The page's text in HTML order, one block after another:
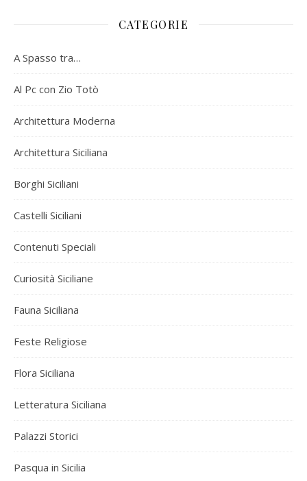
CATEGORIE
A Spasso tra…
Al Pc con Zio Totò
Architettura Moderna
Architettura Siciliana
Borghi Siciliani
Castelli Siciliani
Contenuti Speciali
Curiosità Siciliane
Fauna Siciliana
Feste Religiose
Flora Siciliana
Letteratura Siciliana
Palazzi Storici
Pasqua in Sicilia